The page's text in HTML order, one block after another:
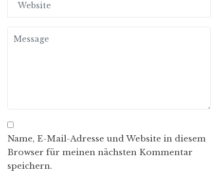
Name, E-Mail-Adresse und Website in diesem
Browser für meinen nächsten Kommentar
speichern.